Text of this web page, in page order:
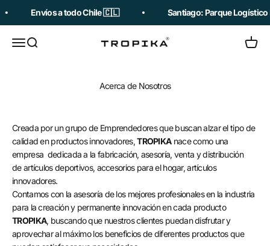
Envíos a todo Chile 🇨🇱 Santiago: Parque Logístico
Abrir menú de navegación
Abrir búsqueda Tropika Abrir
Acerca de Nosotros
Creada por un grupo de Emprendedores que buscan alzar el tipo de
calidad en productos innovadores,TROPIKAnace como una
empresa dedicada a la fabricación, asesoría, venta y distribución
de artículos deportivos, accesorios para el hogar, artículos
innovadores.
Contamos con la asesoría de los mejores profesionales en la industria
para la creación y permanente innovación en cada producto
TROPIKA, buscando que nuestros clientes puedan disfrutar y
aprovechar al máximo los beneficios de diferentes productos que